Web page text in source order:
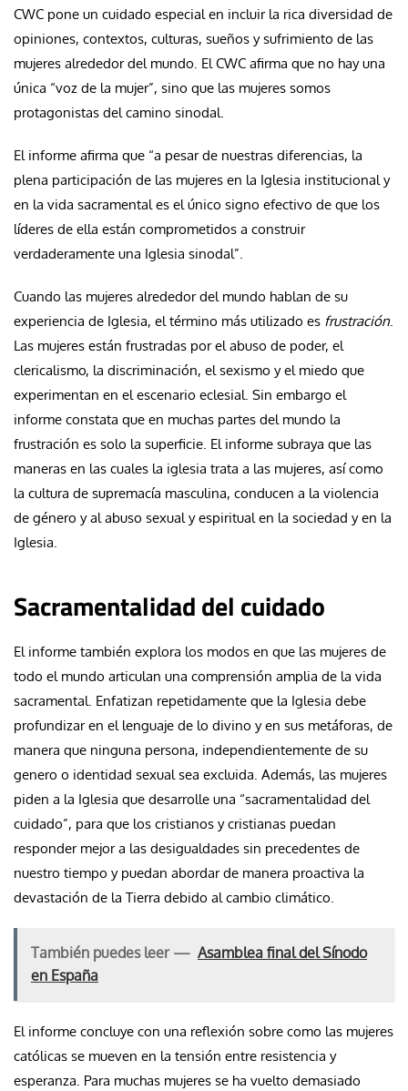
CWC pone un cuidado especial en incluir la rica diversidad de
opiniones, contextos, culturas, sueños y sufrimiento de las
mujeres alrededor del mundo. El CWC afirma que no hay una
única “voz de la mujer”, sino que las mujeres somos
protagonistas del camino sinodal.
El informe afirma que “a pesar de nuestras diferencias, la
plena participación de las mujeres en la Iglesia institucional y
en la vida sacramental es el único signo efectivo de que los
líderes de ella están comprometidos a construir
verdaderamente una Iglesia sinodal”.
Cuando las mujeres alrededor del mundo hablan de su
experiencia de Iglesia, el término más utilizado es frustración.
Las mujeres están frustradas por el abuso de poder, el
clericalismo, la discriminación, el sexismo y el miedo que
experimentan en el escenario eclesial. Sin embargo el
informe constata que en muchas partes del mundo la
frustración es solo la superficie. El informe subraya que las
maneras en las cuales la iglesia trata a las mujeres, así como
la cultura de supremacía masculina, conducen a la violencia
de género y al abuso sexual y espiritual en la sociedad y en la
Iglesia.
Sacramentalidad del cuidado
El informe también explora los modos en que las mujeres de
todo el mundo articulan una comprensión amplia de la vida
sacramental. Enfatizan repetidamente que la Iglesia debe
profundizar en el lenguaje de lo divino y en sus metáforas, de
manera que ninguna persona, independientemente de su
genero o identidad sexual sea excluida. Además, las mujeres
piden a la Iglesia que desarrolle una “sacramentalidad del
cuidado”, para que los cristianos y cristianas puedan
responder mejor a las desigualdades sin precedentes de
nuestro tiempo y puedan abordar de manera proactiva la
devastación de la Tierra debido al cambio climático.
También puedes leer — Asamblea final del Sínodo
en España
El informe concluye con una reflexión sobre como las mujeres
católicas se mueven en la tensión entre resistencia y
esperanza. Para muchas mujeres se ha vuelto demasiado